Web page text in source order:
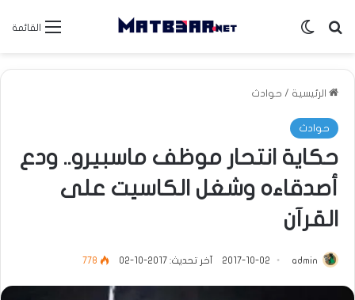
القائمة بحث عنالوضع المظلم
الرئيسية / حوادث
حوادث
حكاية انتحار موظف ماسبيرو.. ودع
أصدقاءه وشغل الكاسيت على
القرآن
admin
2017-10-02 آخر تحديث: 2017-10-02 778